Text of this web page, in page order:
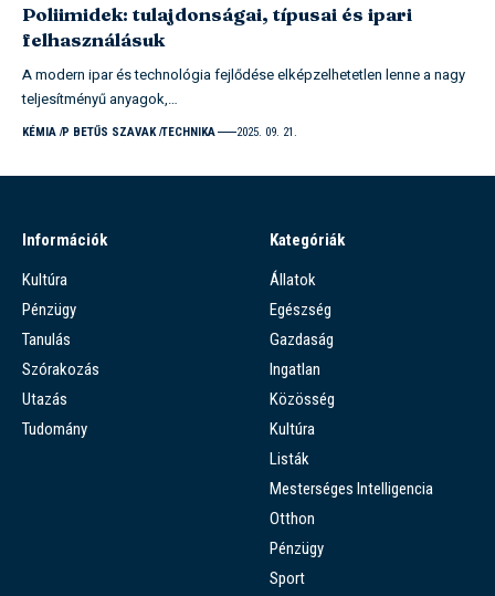
Poliimidek: tulajdonságai, típusai és ipari
felhasználásuk
A modern ipar és technológia fejlődése elképzelhetetlen lenne a nagy
teljesítményű anyagok,…
KÉMIA P BETŰS SZAVAK TECHNIKA 2025. 09. 21.
Információk
Kultúra
Pénzügy
Tanulás
Szórakozás
Utazás
Tudomány
Kategóriák
Állatok
Egészség
Gazdaság
Ingatlan
Közösség
Kultúra
Listák
Mesterséges Intelligencia
Otthon
Pénzügy
Sport